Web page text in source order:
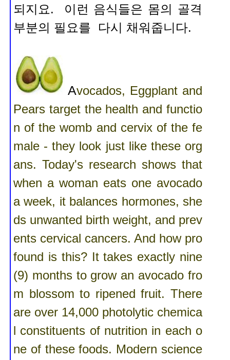
되지요. 이런 음식들은 몸의 골격
부분의 필요를 다시 채워줍니다.
Avocados, Eggplant and
Pears target the health and functio
n of the womb and cervix of the fe
male - they look just like these org
ans. Today's research shows that
when a woman eats one avocado
a week, it balances hormones, she
ds unwanted birth weight, and prev
ents cervical cancers. And how pro
found is this? It takes exactly nine
(9) months to grow an avocado fro
m blossom to ripened fruit. There
are over 14,000 photolytic chemica
l constituents of nutrition in each o
ne of these foods. Modern science